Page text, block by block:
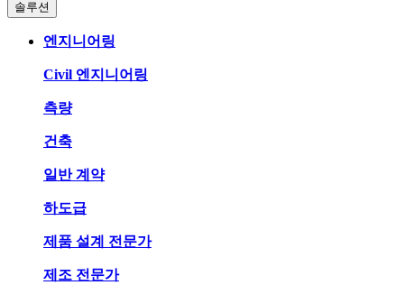
솔루션
엔지니어링
Civil 엔지니어링
측량
건축
일반 계약
하도급
제품 설계 전문가
제조 전문가